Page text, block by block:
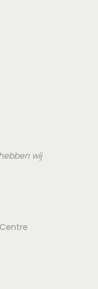
wij